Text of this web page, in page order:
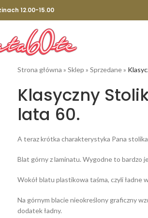
12.00-15.00
Strona główna » Sklep » Sprzedane»
Klasyczny
lata 60.
A teraz krótka charakterystyka Pana
Blat górny z laminatu. Wygodne to bardzo
Wokół blatu plastikowa taśma, czyli ładne
Na górnym blacie nieokreślony graficzny
dodatek ładny.